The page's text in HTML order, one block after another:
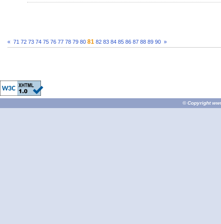
« 71 72 73 74 75 76 77 78 79 80 81 82 83 84 85 86 87 88 89 90 »
© Copyright